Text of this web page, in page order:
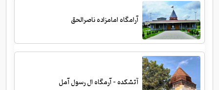
آرامگاه امامزاده ناصرالحق
آتشکده - آرمگاه ال رسول آمل